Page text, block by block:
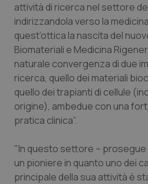
Oncologia & Nutrizione
Psoriasi & pelle
Quotidiano Cardiologia
Quotidiano Chirurgia
Quotidiano Pediatria
attività di ricerca nel settore
indirizzandola verso la
quest’ottica la nascita del
Biomateriali e Medicina
naturale convergenza di due
ricerca, quello dei materiali
quello dei trapianti di cellule
origine), ambedue con una
pratica clinica”.
"In questo settore – prosegue
un pioniere in quanto uno dei
principale della sua attività è